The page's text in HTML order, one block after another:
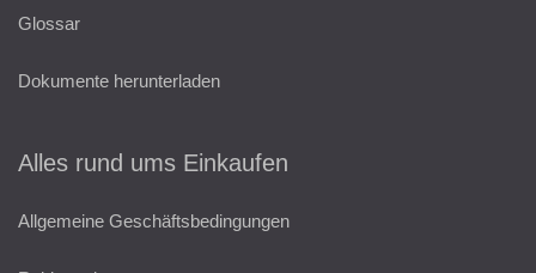
Glossar
Dokumente herunterladen
Alles rund ums Einkaufen
Allgemeine Geschäftsbedingungen